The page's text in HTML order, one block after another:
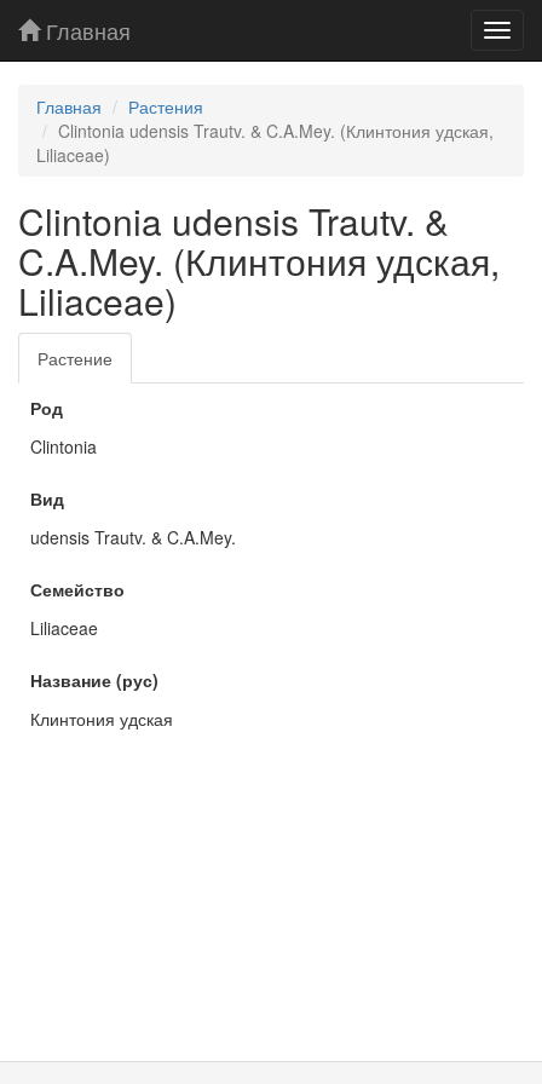
Главная
Главная
Растения
Clintonia udensis Trautv. & C.A.Mey. (Клинтония удская,
Liliaceae)
Clintonia udensis Trautv. &
C.A.Mey. (Клинтония удская,
Liliaceae)
Растение
Род
Clintonia
Вид
udensis Trautv. & C.A.Mey.
Семейство
Liliaceae
Название (рус)
Клинтония удская